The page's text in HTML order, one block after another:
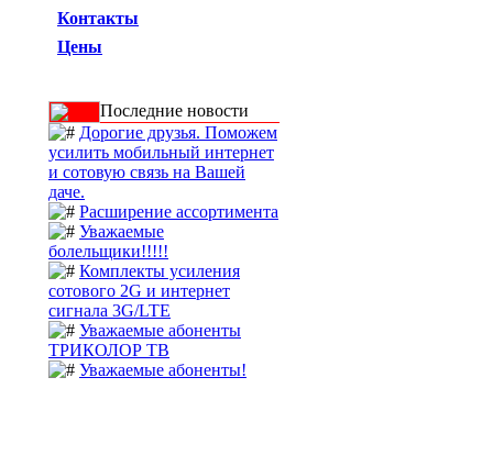
Контакты
Цены
Последние новости
Дорогие друзья. Поможем
усилить мобильный интернет
и сотовую связь на Вашей
даче.
Расширение ассортимента
Уважаемые
болельщики!!!!!
Комплекты усиления
сотового 2G и интернет
сигнала 3G/LTE
Уважаемые абоненты
ТРИКОЛОР ТВ
Уважаемые абоненты!